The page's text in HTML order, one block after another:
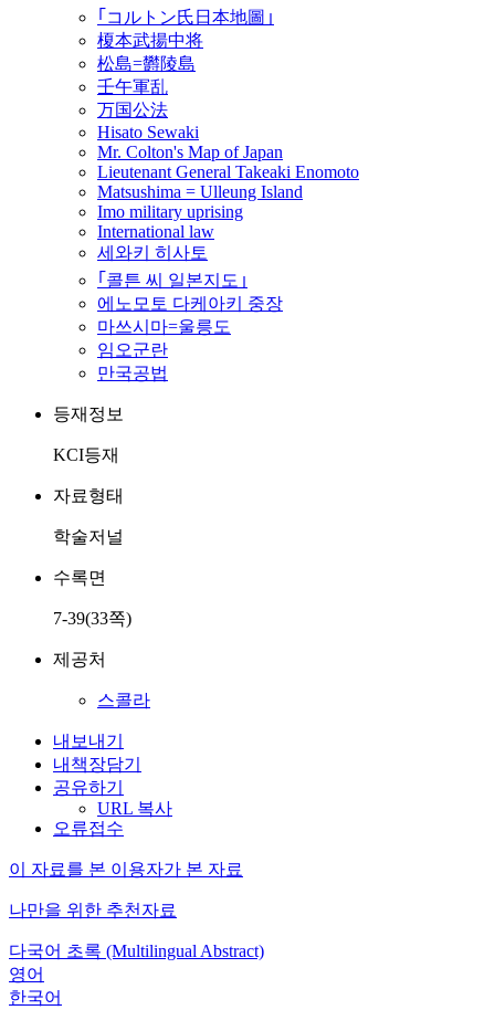
｢コルトン氏日本地圖｣
榎本武揚中将
松島=欝陵島
壬午軍乱
万国公法
Hisato Sewaki
Mr. Colton's Map of Japan
Lieutenant General Takeaki Enomoto
Matsushima = Ulleung Island
Imo military uprising
International law
세와키 히사토
｢콜튼 씨 일본지도｣
에노모토 다케아키 중장
마쓰시마=울릉도
임오군란
만국공법
등재정보
KCI등재
자료형태
학술저널
수록면
7-39(33쪽)
제공처
스콜라
내보내기
내책장담기
공유하기
URL 복사
오류접수
이 자료를 본 이용자가 본 자료
나만을 위한 추천자료
다국어 초록 (Multilingual Abstract)
영어
한국어